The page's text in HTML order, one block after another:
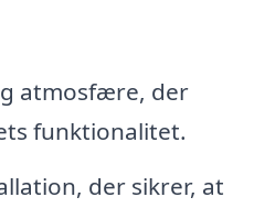
atmosfære, der
funktionalitet.
der sikrer, at